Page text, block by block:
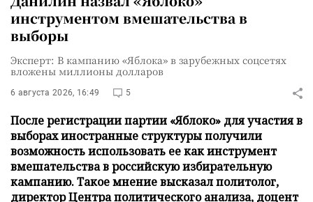
инструментом вмешательства в
выборы
Эксперт: В кампанию «Яблока» в зарубежных соцсетях
вложены миллионы долларов
6 августа 2026, 16:49 5
После регистрации партии «Яблоко» для участия в
выборах иностранные структуры получили
возможность использовать ее как инструмент
вмешательства в российскую избирательную
кампанию. Такое мнение высказал политолог,
директор Центра политического анализа, доцент